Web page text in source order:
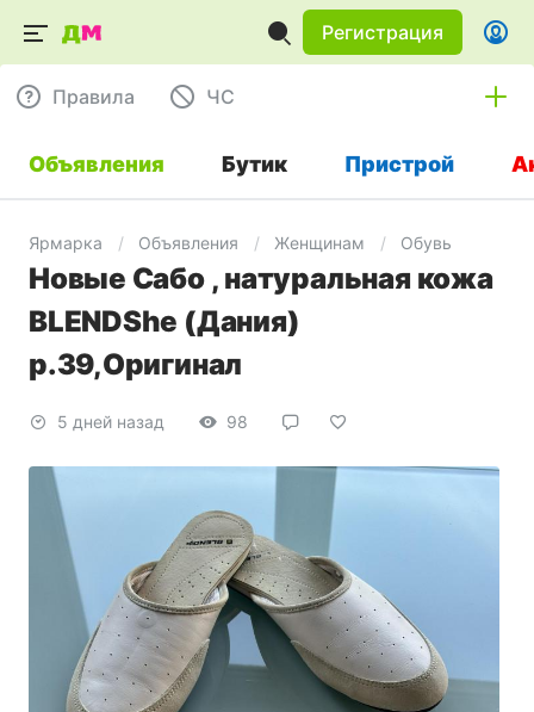
Регистрация
Правила ЧC
Объявления Бутик Пристрой
Ярмарка Объявления Женщинам Обувь
Новые Сабо , натуральная кожа
BLENDShe (Дания)
р.39,Оригинал
5 дней назад 98